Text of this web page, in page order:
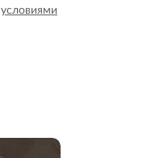
условиями